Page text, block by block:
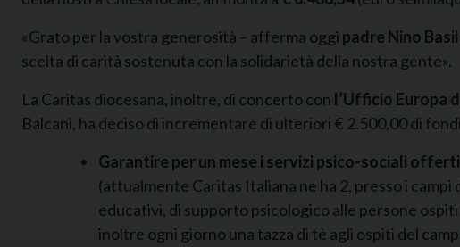
«Grato per la vostra generosità – afferma oggi padre Nino
scelta di carità sostenuta con la solidarietà della nostra gente».
La Caritas diocesana, inoltre, di concerto con l’Ufficio Europa
Balcani, ha deciso di incrementare di ulteriori € 2.500,00 di
Garantire per un mese i servizi psico-sociali
(attualmente Caritas Italiana ne ha 2, presso i
educativi, di supporto psicologico alle persone
inoltre ogni giorno una tazza di tè agli ospiti del